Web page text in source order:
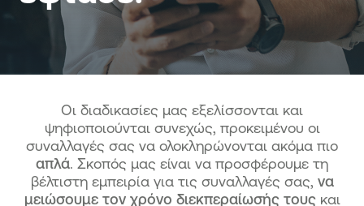
Οι διαδικασίες μας εξελίσσονται και
ψηφιοποιούνται συνεχώς, προκειμένου οι
συναλλαγές σας να ολοκληρώνονται ακόμα πιο
απλά. Σκοπός μας είναι να προσφέρουμε τη
βέλτιστη εμπειρία για τις συναλλαγές σας, να
μειώσουμε τον χρόνο διεκπεραίωσής τουςκαι